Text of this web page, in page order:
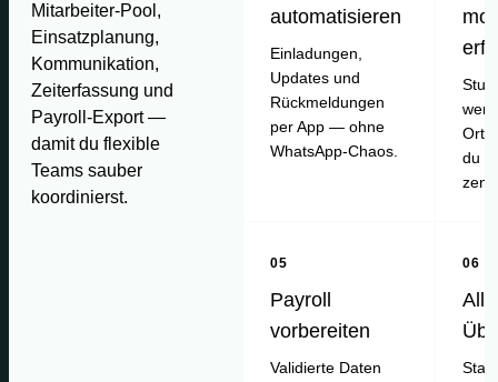
Mitarbeiter-Pool,
Einsatzplanung,
Kommunikation,
Zeiterfassung und
Payroll-Export —
damit du flexible
Teams sauber
koordinierst.
automatisieren
Einladungen,
Updates und
Rückmeldungen
per App — ohne
WhatsApp-Chaos.
Ort
du
05
Payroll
vorbereiten
Validierte Daten
06